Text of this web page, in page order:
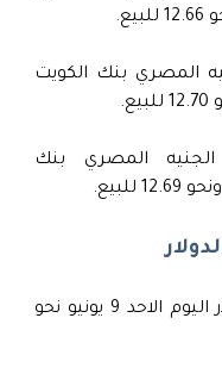
المصري بنك الكويت
المصري بنك
سجَّل الريال السعودي مقابل الدولار اليوم الاحد 9 يونيو نحو